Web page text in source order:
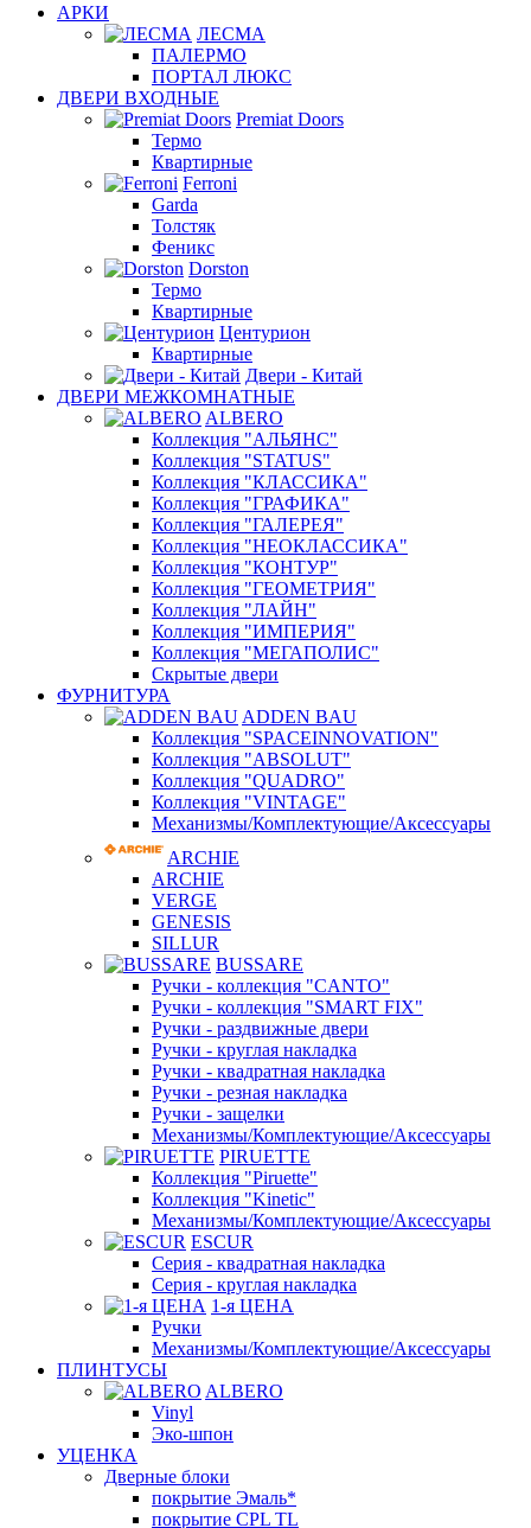
АРКИ
ЛЕСМА
ПАЛЕРМО
ПОРТАЛ ЛЮКС
ДВЕРИ ВХОДНЫЕ
Premiat Doors
Термо
Квартирные
Ferroni
Garda
Толстяк
Феникс
Dorston
Термо
Квартирные
Центурион
Квартирные
Двери - Китай
ДВЕРИ МЕЖКОМНАТНЫЕ
ALBERO
Коллекция "АЛЬЯНС"
Коллекция "STATUS"
Коллекция "КЛАССИКА"
Коллекция "ГРАФИКА"
Коллекция "ГАЛЕРЕЯ"
Коллекция "НЕОКЛАССИКА"
Коллекция "КОНТУР"
Коллекция "ГЕОМЕТРИЯ"
Коллекция "ЛАЙН"
Коллекция "ИМПЕРИЯ"
Коллекция "МЕГАПОЛИС"
Скрытые двери
ФУРНИТУРА
ADDEN BAU
Коллекция "SPACEINNOVATION"
Коллекция "ABSOLUT"
Коллекция "QUADRO"
Коллекция "VINTAGE"
Механизмы/Комплектующие/Аксессуары
ARCHIE
ARCHIE
VERGE
GENESIS
SILLUR
BUSSARE
Ручки - коллекция "CANTO"
Ручки - коллекция "SMART FIX"
Ручки - раздвижные двери
Ручки - круглая накладка
Ручки - квадратная накладка
Ручки - резная накладка
Ручки - защелки
Механизмы/Комплектующие/Аксессуары
PIRUETTE
Коллекция "Piruette"
Коллекция "Kinetic"
Механизмы/Комплектующие/Аксессуары
ESCUR
Серия - квадратная накладка
Серия - круглая накладка
1-я ЦЕНА
Ручки
Механизмы/Комплектующие/Аксессуары
ПЛИНТУСЫ
ALBERO
Vinyl
Эко-шпон
УЦЕНКА
Дверные блоки
покрытие Эмаль*
покрытие CPL TL